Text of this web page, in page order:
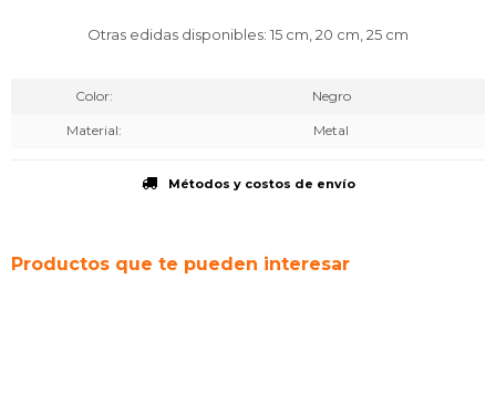
Otras edidas disponibles: 15 cm, 20 cm, 25 cm
Color Negro
Material Metal
Métodos y costos de envío
Productos que te pueden interesar